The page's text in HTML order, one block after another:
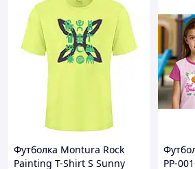
Футболка Montura Rock
Painting T-Shirt S Sunny
PP-